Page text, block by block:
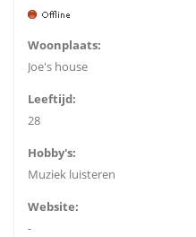
Woonplaats:
Joe's house
Leeftijd:
28
Hobby's:
Muziek luisteren
Website:
-